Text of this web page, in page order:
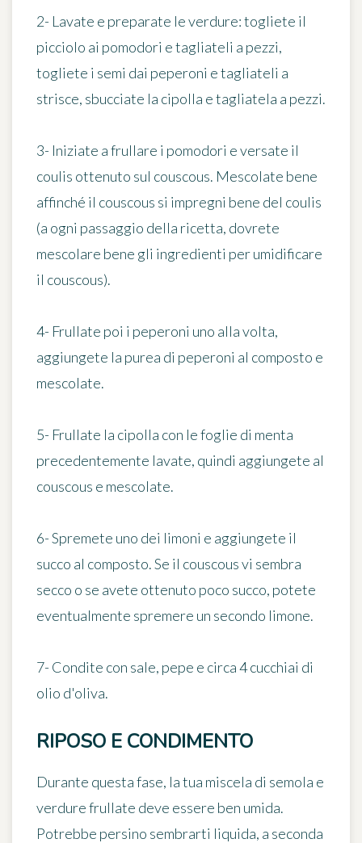
2- Lavate e preparate le verdure: togliete il
picciolo ai pomodori e tagliateli a pezzi,
togliete i semi dai peperoni e tagliateli a
strisce, sbucciate la cipolla e tagliatela a pezzi.
3- Iniziate a frullare i pomodori e versate il
coulis ottenuto sul couscous. Mescolate bene
affinché il couscous si impregni bene del coulis
(a ogni passaggio della ricetta, dovrete
mescolare bene gli ingredienti per umidificare
il couscous).
4- Frullate poi i peperoni uno alla volta,
aggiungete la purea di peperoni al composto e
mescolate.
5- Frullate la cipolla con le foglie di menta
precedentemente lavate, quindi aggiungete al
couscous e mescolate.
6- Spremete uno dei limoni e aggiungete il
succo al composto. Se il couscous vi sembra
secco o se avete ottenuto poco succo, potete
eventualmente spremere un secondo limone.
7- Condite con sale, pepe e circa 4 cucchiai di
olio d'oliva.
RIPOSO E CONDIMENTO
Durante questa fase, la tua miscela di semola e
verdure frullate deve essere ben umida.
Potrebbe persino sembrarti liquida, a seconda